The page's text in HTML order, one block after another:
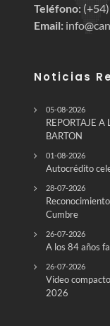
Teléfono:
Email:
Noticias
05-08-2026
REPORTAJE
BARTON
01-08-2026
Autocrédito
28-07-2026
Cumbre
26-07-2026
A los 84 años
26-07-2026
Video
2026